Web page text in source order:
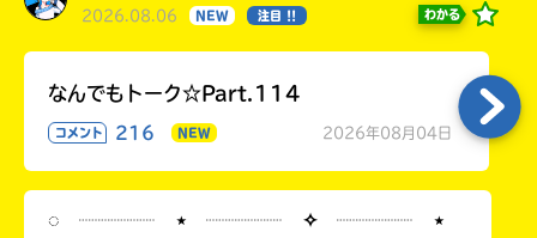
2026.08.06 NEW 注目 !! わかる
なんでもトーク☆Part.114
コメント 216 NEW 2026年08月04日
◌ ┈┈┈┈ ⋆ ┈┈┈┈ ✧ ┈┈┈┈ ⋆